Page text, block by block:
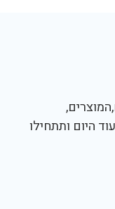
היום ותתחילו